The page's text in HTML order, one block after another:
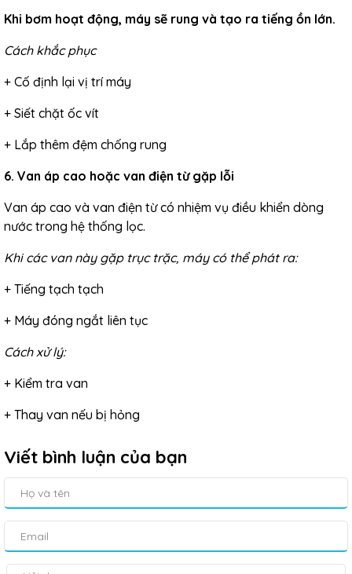
Khi bơm hoạt động, máy sẽ rung và tạo ra tiếng ồn lớn.
Cách khắc phục
+ Cố định lại vị trí máy
+ Siết chặt ốc vít
+ Lắp thêm đệm chống rung
6. Van áp cao hoặc van điện từ gặp lỗi
Van áp cao và van điện từ có nhiệm vụ điều khiển dòng
nước trong hệ thống lọc.
Khi các van này gặp trục trặc, máy có thể phát ra:
+ Tiếng tạch tạch
+ Máy đóng ngắt liên tục
Cách xử lý:
+ Kiểm tra van
+ Thay van nếu bị hỏng
Viết bình luận của bạn